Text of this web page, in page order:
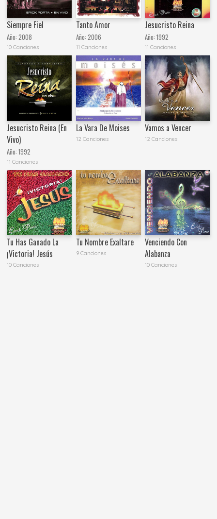
Siempre Fiel
Año:2008
10 Canciones
Tanto Amor
Año: 2006
11 Canciones
Jesucristo Reina
Año:1992
11 Canciones
Jesucristo Reina (En
Vivo)
Año:1992
11 Canciones
La Vara De Moises
12 Canciones
Vamos a Vencer
12 Canciones
Tu Has Ganado La
¡Victoria! Jesús
10 Canciones
Tu Nombre Exaltare
9 Canciones
Venciendo Con
Alabanza
10 Canciones